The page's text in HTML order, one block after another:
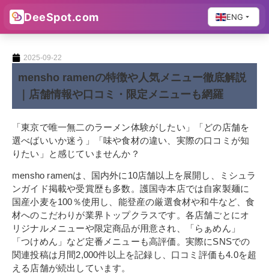
DeeSpot.com ENG
2025-09-22
mensho ramenの特徴や人気メニュー徹底解説
｜店舗情報や口コミ・限定メニューも網羅
「東京で唯一無二のラーメン体験がしたい」「どの店舗を
選べばいいか迷う」「味や食材の違い、実際の口コミが知
りたい」と感じていませんか？
mensho ramenは、国内外に10店舗以上を展開し、ミシュラ
ンガイド掲載や受賞歴も多数。護国寺本店では自家製麺に
国産小麦を100％使用し、能登産の厳選食材や和牛など、食
材へのこだわりが業界トップクラスです。各店舗ごとにオ
リジナルメニューや限定商品が用意され、「らぁめん」
「つけめん」など定番メニューも高評価。実際にSNSでの
関連投稿は月間2,000件以上を記録し、口コミ評価も4.0を超
える店舗が続出しています。